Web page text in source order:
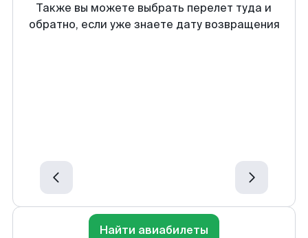
Также вы можете выбрать перелет туда и
обратно, если уже знаете дату возвращения
Найти авиабилеты